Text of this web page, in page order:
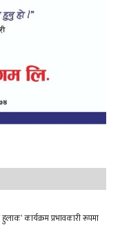
कार्यक्रम प्रभावकारी रूपमा